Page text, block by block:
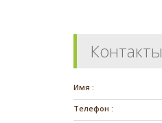
Контакты
Имя :
Телефон :